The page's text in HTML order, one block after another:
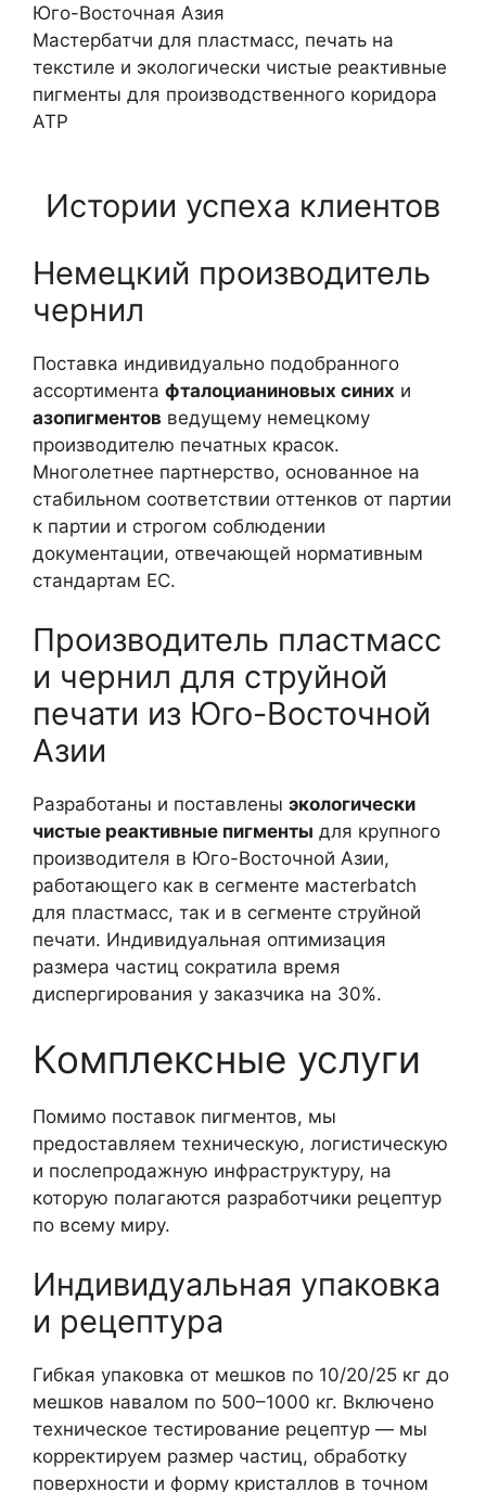
Юго-Восточная Азия
Мастербатчи для пластмасс, печать на
текстиле и экологически чистые реактивные
пигменты для производственного коридора
АТР
Истории успеха клиентов
Немецкий производитель
чернил
Поставка индивидуально подобранного
ассортимента фталоцианиновых синих и
азопигментов ведущему немецкому
производителю печатных красок.
Многолетнее партнерство, основанное на
стабильном соответствии оттенков от партии
к партии и строгом соблюдении
документации, отвечающей нормативным
стандартам ЕС.
Производитель пластмасс
и чернил для струйной
печати из Юго-Восточной
Азии
Разработаны и поставлены экологически
чистые реактивные пигменты для крупного
производителя в Юго-Восточной Азии,
работающего как в сегменте мастеrbatch
для пластмасс, так и в сегменте струйной
печати. Индивидуальная оптимизация
размера частиц сократила время
диспергирования у заказчика на 30%.
Комплексные услуги
Помимо поставок пигментов, мы
предоставляем техническую, логистическую
и послепродажную инфраструктуру, на
которую полагаются разработчики рецептур
по всему миру.
Индивидуальная упаковка
и рецептура
Гибкая упаковка от мешков по 10/20/25 кг до
мешков навалом по 500–1000 кг. Включено
техническое тестирование рецептур — мы
корректируем размер частиц, обработку
поверхности и форму кристаллов в точном